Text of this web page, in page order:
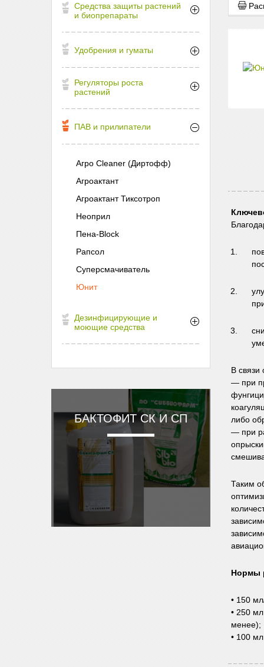
В связи
— при
либо
— при
Таким
Нормы
• 150
• 250
менее);
• 100
Средства защиты растений
и биопрепараты
Удобрения и гуматы
Регуляторы роста
растений
ПАВ и прилипатели
Агро Cleaner (Диртофф)
Агроактант
Агроактант Тиксотроп
Неоприл
Пена-Block
Рапсол
Суперсмачиватель
Юнит
Дезинфицирующие и
моющие средства
БАКТОФИТ СК И СП